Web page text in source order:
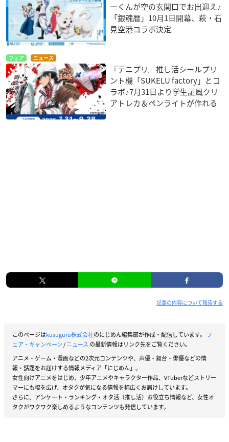
ーくんが空の玄関口でお出迎え♪
「銀魂暦」10月1日開幕、萩・石
見空港コラボ決定
フェア ニュース
『テニプリ』推し活シールプリ
ント機「SUKELU factory」とコ
ラボ♪7月31日より学生証風クリ
アトレカ＆ペンライトが作れる
記事の内容について報告する
このページはkusuguru株式会社のにじめん編集部が作成・配信しています。 フ
ェア・キャンペーン/ニュース の最新情報はリンク先をご覧ください。
アニメ・ゲーム・漫画などの2次元コンテンツや、声優・舞台・俳優などの情
報・話題をお届けする情報メディア「にじめん」。
女性向けアニメをはじめ、少年アニメやキャラクター作品、VTuberなどストリー
マーにも幅を広げ、オタクが気になる情報を幅広くお届けしています。
さらに、アンケート・ランキング・オタ活（推し活）お役立ち情報など、女性オ
タクがワクワク楽しめるようなコンテンツも発信しています。